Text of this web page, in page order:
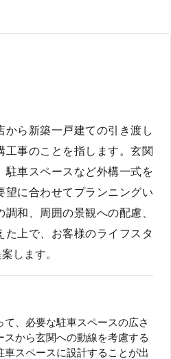
から新築一戸建ての引き渡し
工事のことを指します。玄関
駐車スペースなど外構一式を
望に合わせてプランニングい
和、周囲の景観への配慮、
た上で、お客様のライフスタ
します。
、必要な駐車スペースの広さ
から玄関への動線を考慮する
車スペースに設計することが出